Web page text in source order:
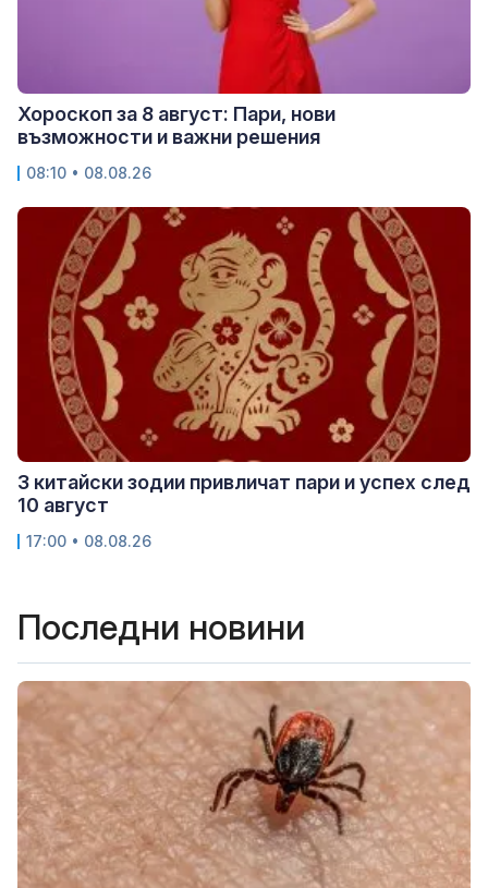
Хороскоп за 8 август: Пари, нови
възможности и важни решения
08:10 • 08.08.26
3 китайски зодии привличат пари и успех след
10 август
17:00 • 08.08.26
Последни новини